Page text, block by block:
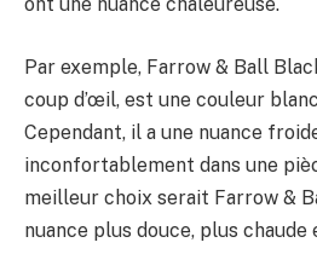
ont une nuance chaleureuse.
Par exemple, Farrow & Ball
coup d’œil, est une couleur
Cependant, il a une nuance
inconfortablement dans une
meilleur choix serait Farrow &
nuance plus douce, plus chaude